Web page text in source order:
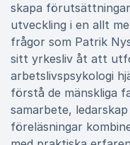
skapa
utveckling i en allt
frågor som Patrik
sitt yrkesliv åt att
arbetslivspsykologi
förstå de mänskliga
samarbete,
föreläsningar